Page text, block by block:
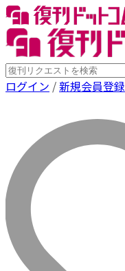
ログイン /新規会員登録